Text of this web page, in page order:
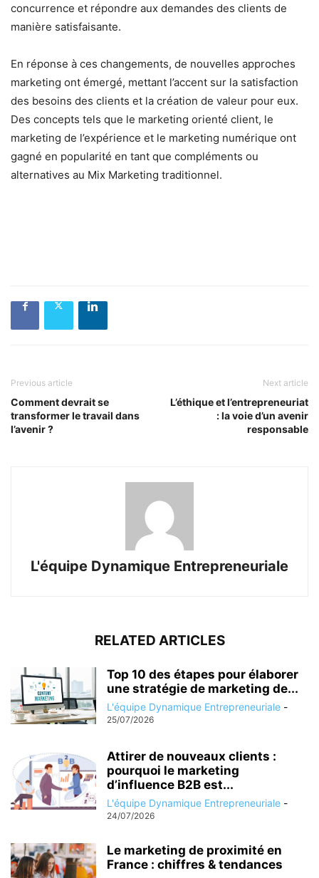
concurrence et répondre aux demandes des clients de
manière satisfaisante.
En réponse à ces changements, de nouvelles approches
marketing ont émergé, mettant l’accent sur la satisfaction
des besoins des clients et la création de valeur pour eux.
Des concepts tels que le marketing orienté client, le
marketing de l’expérience et le marketing numérique ont
gagné en popularité en tant que compléments ou
alternatives au Mix Marketing traditionnel.
Previous article
Comment devrait se
transformer le travail dans
l’avenir ?
Next article
L’éthique et l’entrepreneuriat
: la voie d’un avenir
responsable
L'équipe Dynamique Entrepreneuriale
RELATED ARTICLES
Top 10 des étapes pour élaborer
une stratégie de marketing de...
L'équipe Dynamique Entrepreneuriale -
25/07/2026
Attirer de nouveaux clients :
pourquoi le marketing
d’influence B2B est...
L'équipe Dynamique Entrepreneuriale -
24/07/2026
Le marketing de proximité en
France : chiffres & tendances